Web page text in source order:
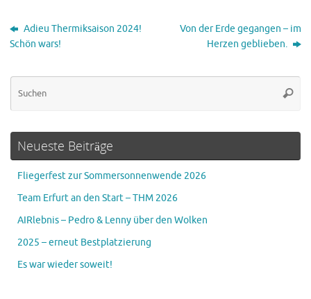
Adieu Thermiksaison 2024!
Schön wars!
Von der Erde gegangen – im
Herzen geblieben.
Neueste Beiträge
Fliegerfest zur Sommersonnenwende 2026
Team Erfurt an den Start – THM 2026
AIRlebnis – Pedro & Lenny über den Wolken
2025 – erneut Bestplatzierung
Es war wieder soweit!